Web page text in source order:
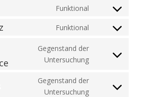
gdpr-
consent
google-
Funktional
Consent
Funktional
Consent
service
Gegenstand der
Untersuchung
Consent
Gegenstand der
Untersuchung
Consent